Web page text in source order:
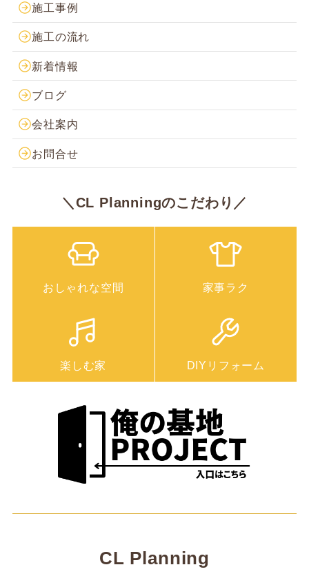
施工事例
施工の流れ
新着情報
ブログ
会社案内
お問合せ
＼CL Planningのこだわり／
おしゃれな空間 家事ラク
楽しむ家 DIYリフォーム
CL Planning